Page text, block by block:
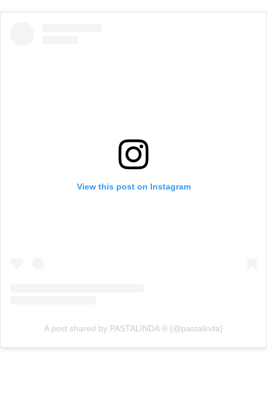
View this post on Instagram
A post shared by PASTALINDA ® (@pastalinda)